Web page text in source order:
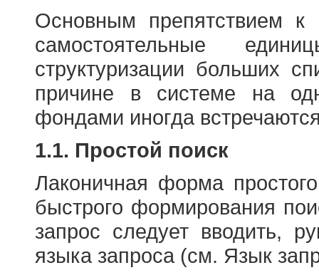
Основным препятствием
самостоятельные
структуризации больших
причине в системе на
фондами иногда
1.1. Простой поиск
Лаконичная форма
быстрого формирования
запрос следует вводить,
языка запроса (см. Язык